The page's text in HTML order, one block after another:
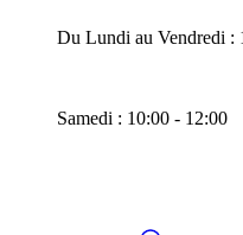
Du Lundi au Vendredi :
Samedi : 10:00 - 12:00